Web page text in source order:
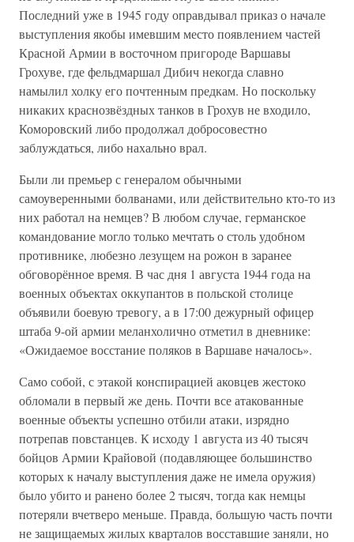
Последний уже в 1945 году оправдывал приказ о начале
выступления якобы имевшим место появлением частей
Красной Армии в восточном пригороде Варшавы
Грохуве, где фельдмаршал Дибич некогда славно
намылил холку его почтенным предкам. Но поскольку
никаких краснозвёздных танков в Грохув не входило,
Коморовский либо продолжал добросовестно
заблуждаться, либо нахально врал.
Были ли премьер с генералом обычными
самоуверенными болванами, или действительно кто-то из
них работал на немцев? В любом случае, германское
командование могло только мечтать о столь удобном
противнике, любезно лезущем на рожон в заранее
обговорённое время. В час дня 1 августа 1944 года на
военных объектах оккупантов в польской столице
объявили боевую тревогу, а в 17:00 дежурный офицер
штаба 9-ой армии меланхолично отметил в дневнике:
«Ожидаемое восстание поляков в Варшаве началось».
Само собой, с этакой конспирацией аковцев жестоко
обломали в первый же день. Почти все атакованные
военные объекты успешно отбили атаки, изрядно
потрепав повстанцев. К исходу 1 августа из 40 тысяч
бойцов Армии Крайовой (подавляющее большинство
которых к началу выступления даже не имела оружия)
было убито и ранено более 2 тысяч, тогда как немцы
потеряли вчетверо меньше. Правда, большую часть почти
не защищаемых жилых кварталов восставшие заняли, но